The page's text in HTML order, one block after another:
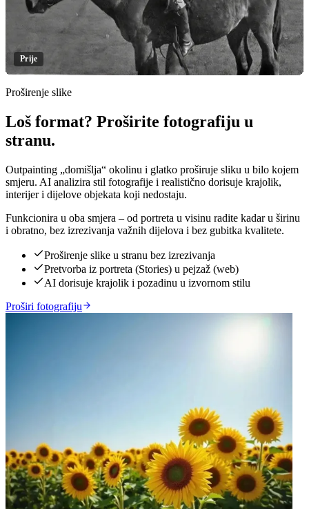
Klikni za otkrivanje
Prije
Proširenje slike
Loš format? Proširite fotografiju u
stranu.
Outpainting „domišlja“ okolinu i glatko proširuje sliku u bilo kojem
smjeru. AI analizira stil fotografije i realistično dorisuje krajolik,
interijer i dijelove objekata koji nedostaju.
Funkcionira u oba smjera – od portreta u visinu radite kadar u širinu
i obratno, bez izrezivanja važnih dijelova i bez gubitka kvalitete.
Proširenje slike u stranu bez izrezivanja
Pretvorba iz portreta (Stories) u pejzaž (web)
AI dorisuje krajolik i pozadinu u izvornom stilu
Proširi fotografiju